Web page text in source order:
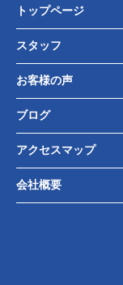
トップページ
スタッフ
お客様の声
ブログ
アクセスマップ
会社概要